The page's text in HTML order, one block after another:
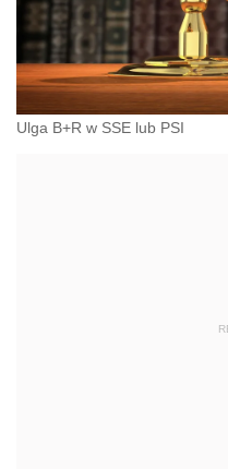
Ulga B+R w SSE lub PSI